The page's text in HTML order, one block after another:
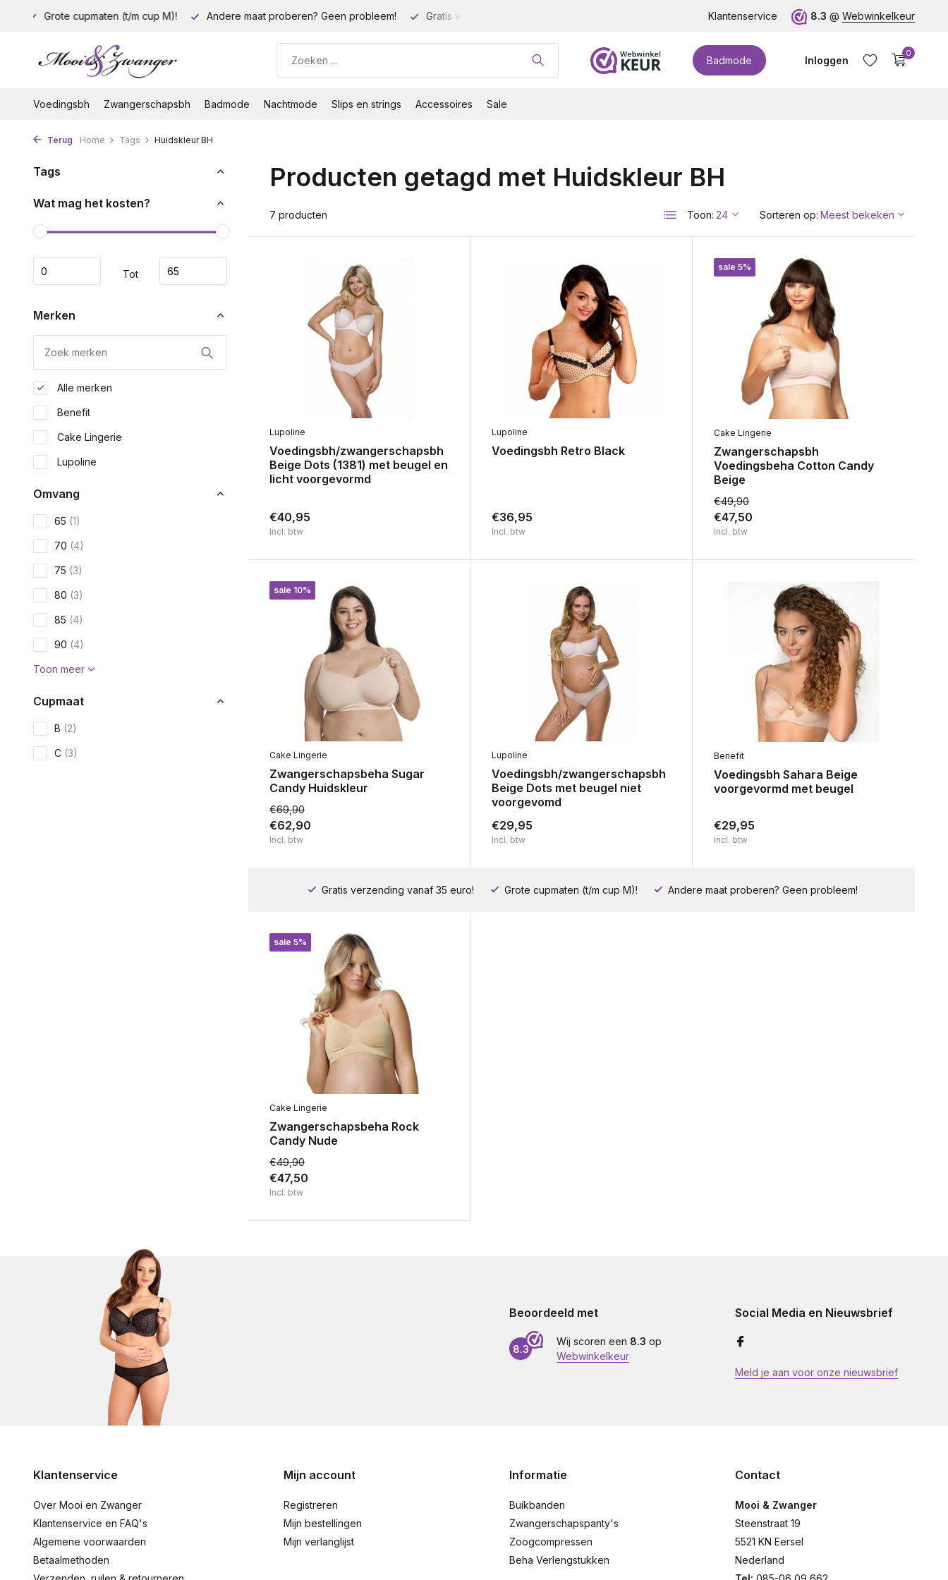
Andere maat proberen? Geen probleem! Gratis verzending vanaf 35 euro! Grote cupmaten (t/m cup M)! Klantenservice 8.3 @ Webwinkelkeur
Badmode Inloggen
0
Voedingsbh Zwangerschapsbh Badmode Nachtmode Slips en strings Accessoires Sale
Terug Home Tags Huidskleur BH
Tags
Wat mag het kosten?
Tot
Merken
Alle merken
Benefit
Cake Lingerie
Lupoline
Omvang
65 (1)
70 (4)
75 (3)
80 (3)
85 (4)
90 (4)
Toon meer
Cupmaat
B (2)
C (3)
(3)
Producten getagd met Huidskleur BH
7 producten Toon: Sorteren op:
Lupoline
Voedingsbh/zwangerschapsbh
Beige Dots (1381) met beugel en
licht voorgevormd
€40,95
Incl. btw
Lupoline
Voedingsbh Retro Black
€36,95
Incl. btw
sale 5%
Cake Lingerie
Zwangerschapsbh
Voedingsbeha Cotton Candy
Beige
€49,90
€47,50
Incl. btw
sale 10%
Cake Lingerie
Zwangerschapsbeha Sugar
Candy Huidskleur
€69,90
€62,90
Incl. btw
Lupoline
Voedingsbh/zwangerschapsbh
Beige Dots met beugel niet
voorgevomd
€29,95
Incl. btw
Benefit
Voedingsbh Sahara Beige
voorgevormd met beugel
€29,95
Incl. btw
Gratis verzending vanaf 35 euro! Grote cupmaten (t/m cup M)! Andere maat proberen? Geen probleem!
sale 5%
Cake Lingerie
Zwangerschapsbeha Rock
Candy Nude
€49,90
€47,50
Incl. btw
Beoordeeld met
8.3
Wij scoren een 8.3 op
Webwinkelkeur
Social Media en Nieuwsbrief
Meld je aan voor onze nieuwsbrief
Klantenservice
Over Mooi en Zwanger
Klantenservice en FAQ's
Algemene voorwaarden
Betaalmethoden
Mijn account
Registreren
Mijn bestellingen
Mijn verlanglijst
Informatie
Buikbanden
Zwangerschapspanty's
Zoogcompressen
Beha Verlengstukken
Contact
Mooi & Zwanger
Steenstraat 19
5521 KN Eersel
Nederland